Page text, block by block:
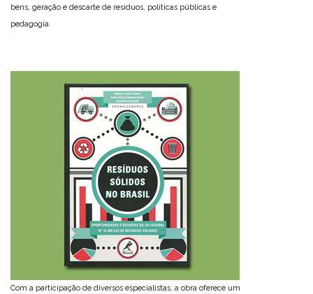
bens, geração e descarte de resíduos, políticas públicas e
pedagogia.
Com a participação de diversos especialistas, a obra oferece um